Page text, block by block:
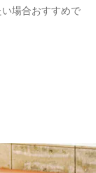
場合おすすめで